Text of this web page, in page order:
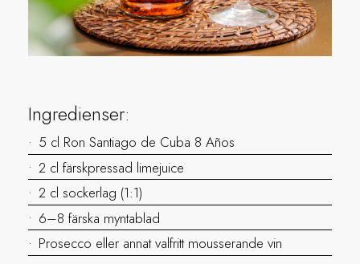
Ingredienser:
5 cl Ron Santiago de Cuba 8 Años
2 cl färskpressad limejuice
2 cl sockerlag (1:1)
6–8 färska myntablad
Prosecco eller annat valfritt mousserande vin